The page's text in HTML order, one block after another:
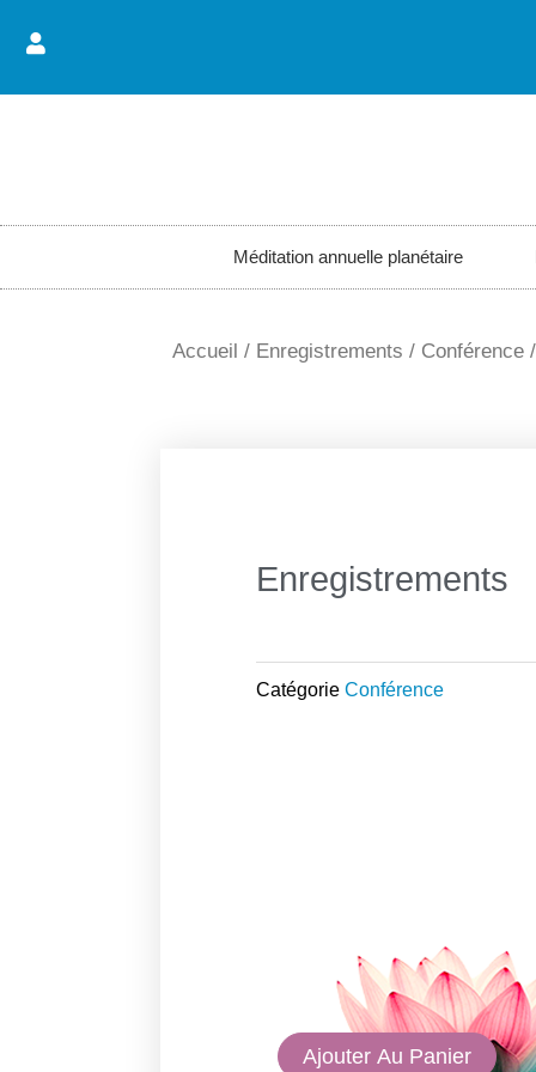
Méditation annuelle planétaire
Accueil / Enregistrements / Conférence
Enregistrements
Catégorie Conférence
quantitéAjouter Au Panier